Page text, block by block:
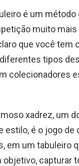
é um método
muito mais
que você tem
tipos
colecionadores
xadrez, um
estilo, é o jogo de
em um tabuleiro
capturar